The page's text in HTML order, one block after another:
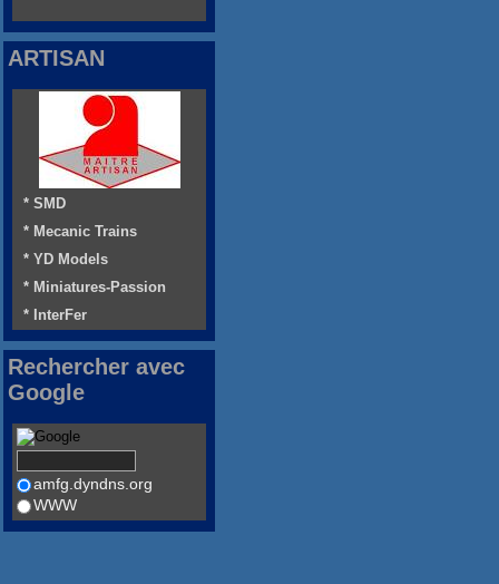
ARTISAN
* SMD
* Mecanic Trains
* YD Models
* Miniatures-Passion
* InterFer
Rechercher avec
Google
amfg.dyndns.org
WWW